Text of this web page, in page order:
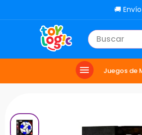
🚚
Buscar
Juegos de
TÉRMINOS MÁS
lol
carro control remoto